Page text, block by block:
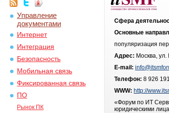
Управление
документами
Интернет
Интеграция
Безопасность
Мобильная связь
Фиксированная связь
ПО
Рынок ПК
Сфера
Основные
популяризация
Адрес: Москва,
E-mail:
Телефон: 8 926
WWW: http://
«Форум по ИТ
юридическими